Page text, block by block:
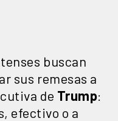
buscan
sus remesas a
de Trump:
efectivo o a